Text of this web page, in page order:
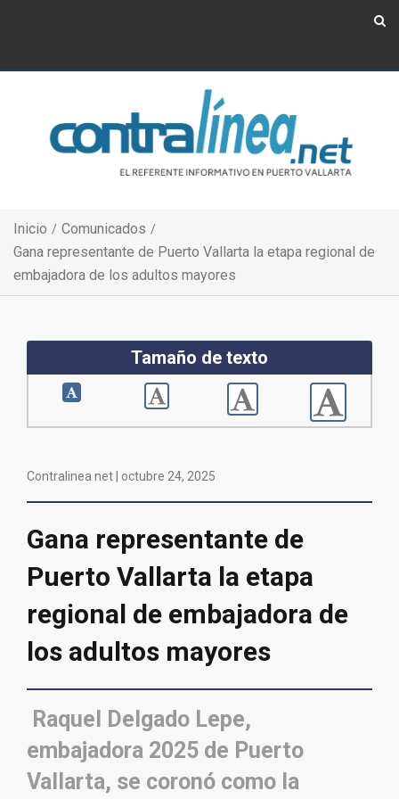
Inicio
Comunicados
Gana representante de Puerto Vallarta la etapa regional de
embajadora de los adultos mayores
Tamaño de texto
Contralinea net | octubre 24, 2025
Gana representante de
Puerto Vallarta la etapa
regional de embajadora de
los adultos mayores
Raquel Delgado Lepe,
embajadora 2025 de Puerto
Vallarta, se coronó como la